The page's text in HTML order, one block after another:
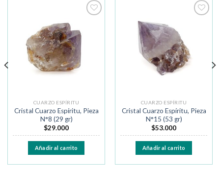
lista de
deseos
CUARZO ESPÍRITU
Cristal Cuarzo Espíritu, Pieza
N°8 (29 gr)
$29.000
Añadir al carrito
CUARZO ESPÍRITU
Cristal Cuarzo Espíritu, Pieza
N°15 (53 gr)
$53.000
Añadir al carrito